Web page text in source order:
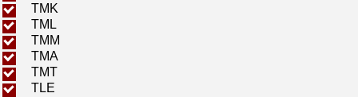
TMK
TML
TMM
TMA
TMT
TLE